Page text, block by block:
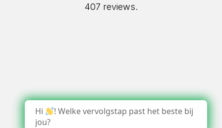
407 reviews.
Hi
! Welke vervolgstap past het beste bij
jou?